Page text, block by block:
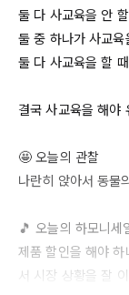
둘 다 사교육을 안
둘 중 하나가 사교육
둘 다 사교육을 할 때
결국 사교육을 해야
🤩 오늘의 관찰
나란히 앉아서 동물
🎵 오늘의 하모니세
제품 할인을 해야
서 시장 상황을 잘